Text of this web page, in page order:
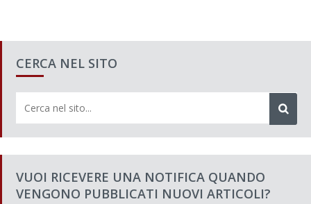
CERCA NEL SITO
VUOI RICEVERE UNA NOTIFICA QUANDO
VENGONO PUBBLICATI NUOVI ARTICOLI?